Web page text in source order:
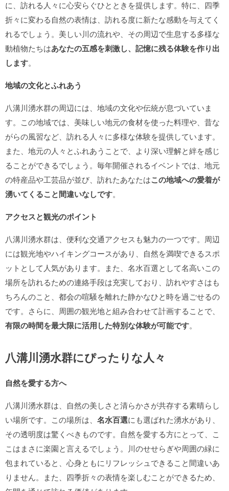
に、訪れる人々に心安らぐひとときを提供します。特に、四季
折々に変わる自然の表情は、訪れる度に新たな感動を与えてく
れるでしょう。美しい川の流れや、その周辺で生息する多様な
動植物たちはあなたの五感を刺激し、記憶に残る体験を作り出
します。
地域の文化とふれあう
八溝川湧水群の周辺には、地域の文化や伝統が息づいていま
す。この地域では、美味しい地元の食材を使った料理や、昔な
がらの風習など、訪れる人々に多様な体験を提供しています。
また、地元の人々とふれあうことで、より深い理解と絆を感じ
ることができるでしょう。毎年開催されるイベントでは、地元
の特産品や工芸品が並び、訪れたあなたはこの地域への愛着が
湧いてくること間違いなしです。
アクセスと観光のポイント
八溝川湧水群は、便利な交通アクセスも魅力の一つです。周辺
には観光地やハイキングコースがあり、自然を満喫できるスポ
ットとして人気があります。また、名水百選として名高いこの
場所を訪れるための連絡手段は充実しており、訪れやすさはも
ちろんのこと、都会の喧騒を離れた静かなひと時を過ごせるの
です。さらに、周囲の観光地と組み合わせて計画することで、
有限の時間を最大限に活用した特別な体験が可能です。
八溝川湧水群にぴったりな人々
自然を愛する方へ
八溝川湧水群は、自然の美しさと清らかさが共存する素晴らし
い場所です。この場所は、 名水百選にも選ばれた湧水があり、
その透明度は驚くべきものです。自然を愛する方にとって、こ
こはまさに楽園と言えるでしょう。川のせせらぎや周囲の緑に
包まれていると、心身ともにリフレッシュできること間違いあ
りません。また、四季折々の表情を楽しむことができるため、